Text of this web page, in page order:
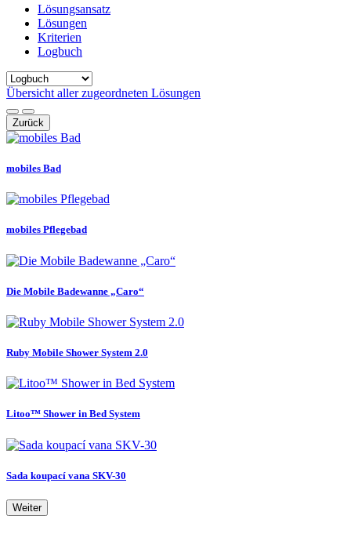
Lösungsansatz
Lösungen
Kriterien
Logbuch
Übersicht aller zugeordneten Lösungen
Zurück
mobiles Bad
mobiles Pflegebad
Die Mobile Badewanne „Caro“
Ruby Mobile Shower System 2.0
Litoo™ Shower in Bed System
Sada koupací vana SKV-30
Weiter